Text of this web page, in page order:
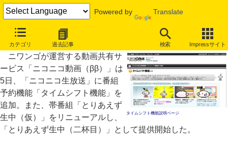
Powered by Translate
カテゴリ 過去記事 検索 Impressサイト
「ニコニコ生放送」に公式番組の予約機能「タイムシフト機能」
タイムシフト機能説明ページ
ニワンゴが運営する動画共有サ
ービス「ニコニコ動画（ββ）」は
5日、「ニコニコ生放送」に番組
予約機能「タイムシフト機能」を
追加。また、帯番組「とりあえず
生中（仮）」をリニューアルし、
「とりあえず生中（二杯目）」として提供開始した。